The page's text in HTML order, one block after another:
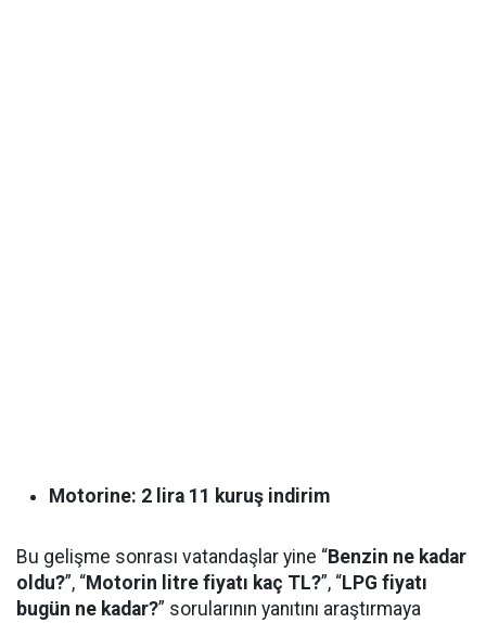
Motorine: 2 lira 11 kuruş indirim
Bu gelişme sonrası vatandaşlar yine “Benzin ne kadar
oldu?”, “Motorin litre fiyatı kaç TL?”, “LPG fiyatı
bugün ne kadar?” sorularının yanıtını araştırmaya